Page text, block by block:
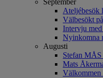
September
Ateljébesök
Välbesökt
Intervju
Nyinkomna
Augusti
Stefan MÅS
Mats
Välkommen